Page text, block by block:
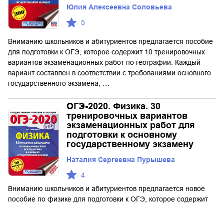
Юлия Алексеевна Соловьева
5
Вниманию школьников и абитуриентов предлагается пособие
для подготовки к ОГЭ, которое содержит 10 тренировочных
вариантов экзаменационных работ по географии. Каждый
вариант составлен в соответствии с требованиями основного
государственного экзамена, …
ОГЭ-2020. Физика. 30
тренировочных вариантов
экзаменационных работ для
подготовки к основному
государственному экзамену
Наталия Сергеевна Пурышева
4
Вниманию школьников и абитуриентов предлагается новое
пособие по физике для подготовки к ОГЭ, которое содержит